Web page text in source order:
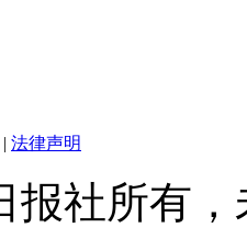
| 法律声明
报社所有